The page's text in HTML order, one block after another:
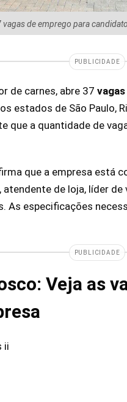
de emprego para
PUBLICIDADE
de carnes, abre 37
estados de São Paulo,
que a quantidade de
que a empresa está
de loja, líder
As especificações
PUBLICIDADE
Veja as
ii